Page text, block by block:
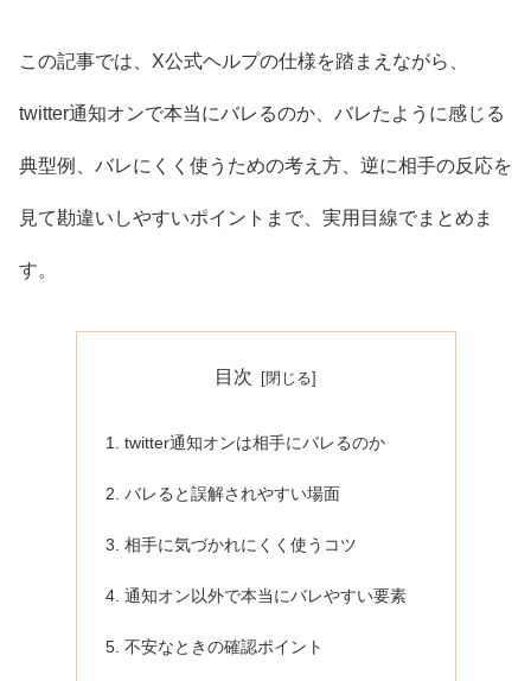
この記事では、X公式ヘルプの仕様を踏まえながら、
twitter通知オンで本当にバレるのか、バレたように感じる
典型例、バレにくく使うための考え方、逆に相手の反応を
見て勘違いしやすいポイントまで、実用目線でまとめま
す。
目次
twitter通知オンは相手にバレるのか
バレると誤解されやすい場面
相手に気づかれにくく使うコツ
通知オン以外で本当にバレやすい要素
不安なときの確認ポイント